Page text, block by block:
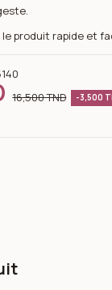
produit rapide et
16,500 TND -3,500